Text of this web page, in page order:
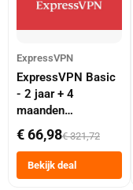
ExpressVPN
ExpressVPN Basic
- 2 jaar + 4
maanden
abonnement
€ 66,98€ 321,72
Bekijk deal